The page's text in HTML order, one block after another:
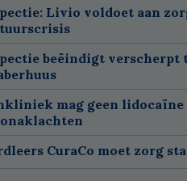
Livio voldoet aan
beëindigt verscherpt
mag geen
CuraCo moet zorg